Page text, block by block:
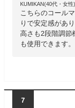
KUMIKAN(40代・女性)
こちらのコール
りで安定感があ
高さも2段階調節
も使用できます。
7